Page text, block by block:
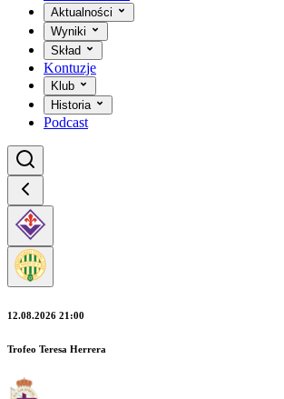
Aktualności
Wyniki
Skład
Kontuzje
Klub
Historia
Podcast
12.08.2026 21:00
Trofeo Teresa Herrera